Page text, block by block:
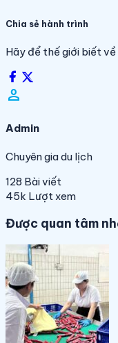
Chia sẻ hành trình
Hãy để thế giới biết
person_filled
Admin
Chuyên gia du lịch
128 Bài viết
45k Lượt xem
Được quan tâm